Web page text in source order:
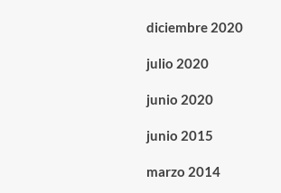
diciembre 2020
julio 2020
junio 2020
junio 2015
marzo 2014